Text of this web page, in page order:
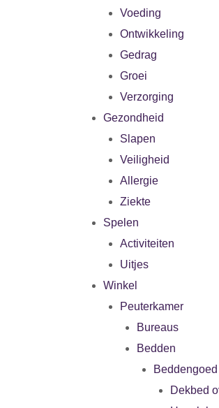
Voeding
Ontwikkeling
Gedrag
Groei
Verzorging
Gezondheid
Slapen
Veiligheid
Allergie
Ziekte
Spelen
Activiteiten
Uitjes
Winkel
Peuterkamer
Bureaus
Bedden
Beddengoed
Dekbed